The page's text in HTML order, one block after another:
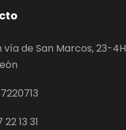
de San Marcos, 23-4H
13 31